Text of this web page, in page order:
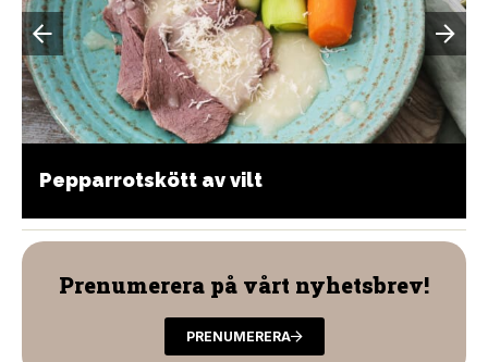
Pepparrotskött av vilt
Prenumerera på vårt nyhetsbrev!
PRENUMERERA